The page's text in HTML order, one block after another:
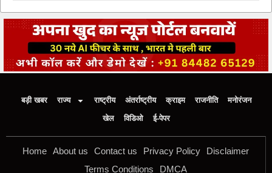
बड़ी खबर राज्य राष्ट्रीय अंतर्राष्ट्रीय क्राइम राजनीति
मनोरंजन
खेल
विडिओ ई-पेपर
Home About us Contact us Privacy Policy
Disclaimer
Terms Conditions
DMCA